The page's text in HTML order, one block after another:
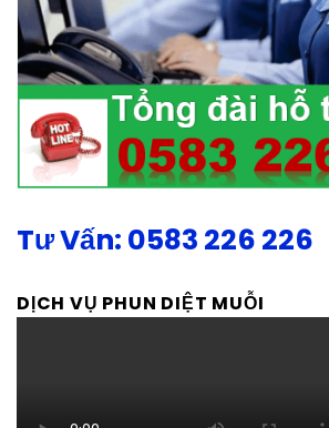
Tư Vấn: 0583 226 226
DỊCH VỤ PHUN DIỆT MUỖI